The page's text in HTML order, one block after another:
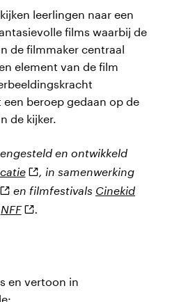
leerlingen naar een
films waarbij de
de filmmaker centraal
element van de film
beroep gedaan op de
de kijker.
en ontwikkeld
(externe
link)
, in samenwerking
(externe
link)
en filmfestivals Cinekid
NFF (externe
.
en vertoon in